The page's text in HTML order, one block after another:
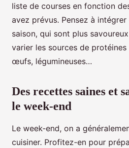
liste de courses en fonction
avez prévus. Pensez à
saison, qui sont plus
varier les sources de protéines
œufs, légumineuses…
Des recettes saines et
le week-end
Le week-end, on a
cuisiner. Profitez-en pour